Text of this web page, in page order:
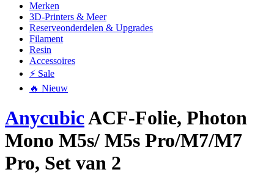
Merken
3D-Printers & Meer
Reserveonderdelen & Upgrades
Filament
Resin
Accessoires
⚡ Sale
🔥 Nieuw
AnycubicACF-Folie, Photon
Mono M5s/ M5s Pro/M7/M7
Pro, Set van 2